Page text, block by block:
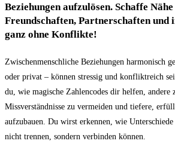
Beziehungen aufzulösen. Schaffe
Freundschaften, Partnerschaften und
ganz ohne Konflikte!
Zwischenmenschliche Beziehungen harmonisch
oder privat – können stressig und konfliktreich
du, wie magische Zahlencodes dir helfen, andere
Missverständnisse zu vermeiden und tiefere,
aufzubauen. Du wirst erkennen, wie
nicht trennen, sondern verbinden können.